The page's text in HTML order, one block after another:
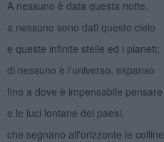
A nessuno è data questa notte,
a nessuno sono dati questo cielo
e queste infinite stelle ed i pianeti;
di nessuno è l'universo, espanso
fino a dove è impensabile pensare
e le luci lontane dei paesi,
che segnano all'orizzonte le colline,